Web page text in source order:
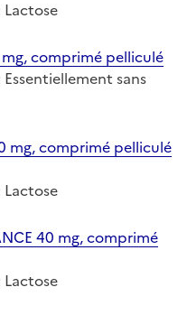
mg, comprimé pelliculé
sans
mg, comprimé pelliculé
40 mg, comprimé